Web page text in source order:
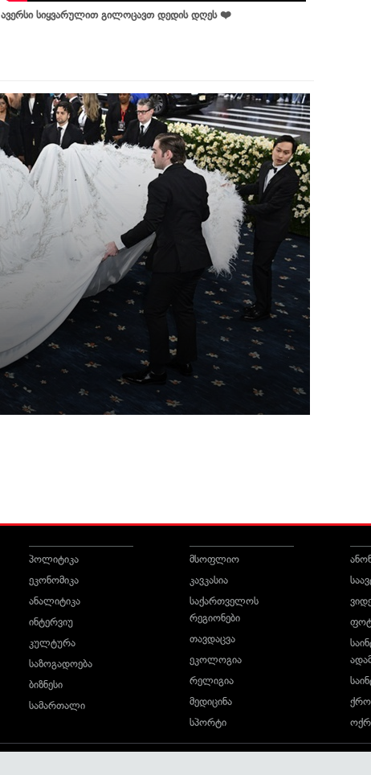
ავერსი სიყვარულით გილოცავთ დედის დღეს ❤️
პოლიტიკა
ეკონომიკა
ანალიტიკა
ინტერვიუ
კულტურა
საზოგადოება
ბიზნესი
სამართალი
მსოფლიო
კავკასია
საქართველოს
რეგიონები
თავდაცვა
ეკოლოგია
რელიგია
მედიცინა
სპორტი